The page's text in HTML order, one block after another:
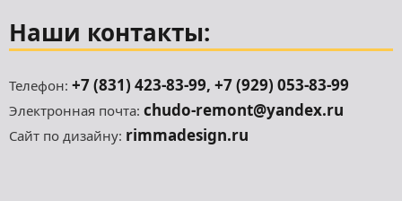
Наши контакты:
Телефон: +7 (831) 423-83-99, +7 (929) 053-83-99
Электронная почта: chudo-remont@yandex.ru
Сайт по дизайну: rimmadesign.ru